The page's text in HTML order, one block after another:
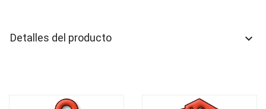
Detalles del producto keyboard_arrow_down